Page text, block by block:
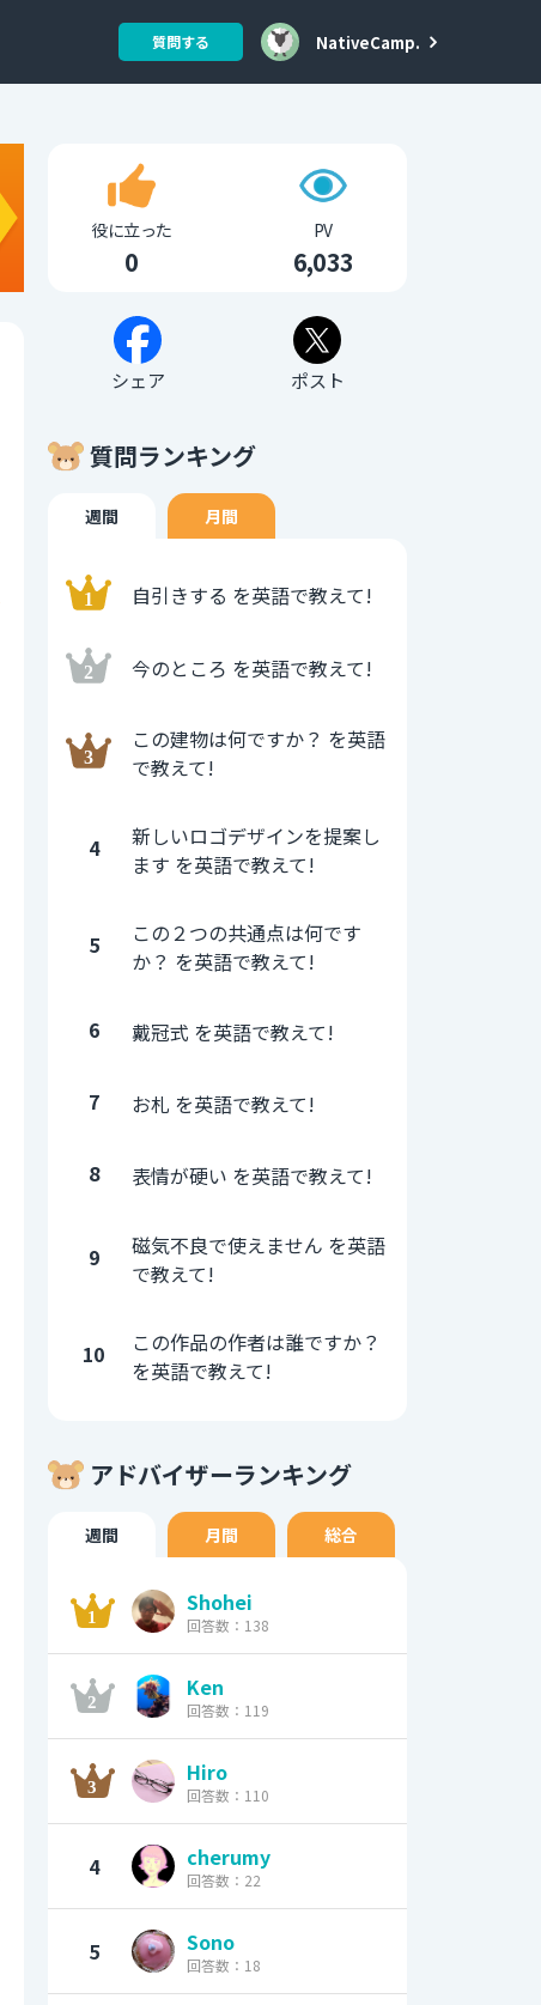
質問する NativeCamp.
役に立った
0
PV
6,033
シェア ポスト
質問ランキング
週間 月間
自引きする を英語で教えて!
今のところ を英語で教えて!
この建物は何ですか？ を英語
で教えて!
4
新しいロゴデザインを提案し
ます を英語で教えて!
5
この２つの共通点は何です
か？ を英語で教えて!
6 戴冠式 を英語で教えて!
7 お札 を英語で教えて!
8 表情が硬い を英語で教えて!
9
磁気不良で使えません を英語
で教えて!
10
この作品の作者は誰ですか？
を英語で教えて!
アドバイザーランキング
週間 月間 総合
Shohei
回答数：138
Ken
回答数：119
Hiro
回答数：110
4 cherumy
回答数：22
5 Sono
回答数：18